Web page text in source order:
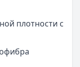
плотности с